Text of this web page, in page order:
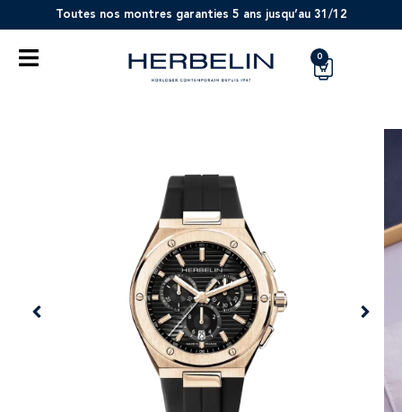
Toutes nos montres garanties 5 ans jusqu’au 31/12
0